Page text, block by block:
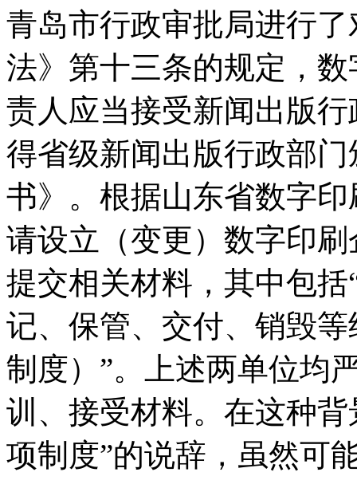
青岛市行政审批局进行
法》第十三条的规定，
责人应当接受新闻出版
得省级新闻出版行政部
书》。根据山东省数字
请设立（变更）数字印
提交相关材料，其中包
记、保管、交付、销毁
制度）”。上述两单位均
训、接受材料。在这种
项制度”的说辞，虽然可